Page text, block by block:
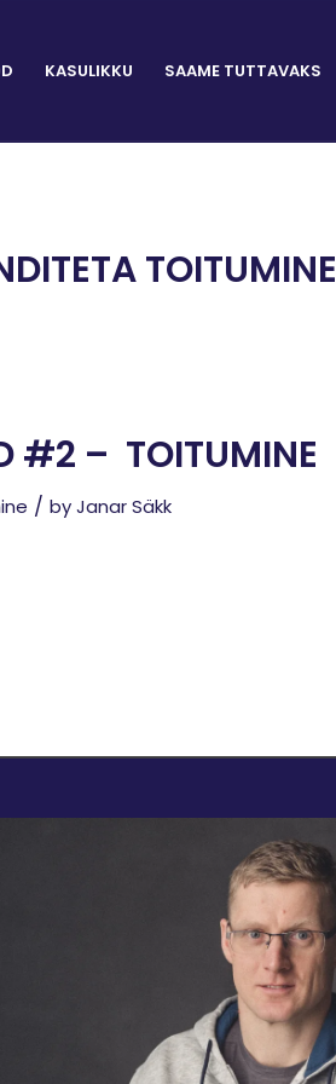
KASULIKKU SAAME TUTTAVAKS
TOITUMINE
#2 – TOITUMINE
/ byJanar Säkk